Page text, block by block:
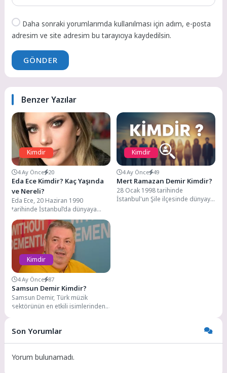
Daha sonraki yorumlarımda kullanılması için adım, e-posta
adresim ve site adresim bu tarayıcıya kaydedilsin.
GÖNDER
Benzer Yazılar
Kimdir
4 Ay Önce 20
Eda Ece Kimdir? Kaç Yaşında
ve Nereli?
Eda Ece, 20 Haziran 1990
tarihinde İstanbul’da dünyaya
gelmiştir. Orta öğretim eğitimini
Şişli Terakki Lisesi’nde...
Kimdir
4 Ay Önce 49
Mert Ramazan Demir Kimdir?
28 Ocak 1998 tarihinde
İstanbul'un Şile ilçesinde dünyaya
Kimdir
4 Ay Önce 87
Samsun Demir Kimdir?
Samsun Demir, Türk müzik
sektörünün en etkili isimlerinden
Son Yorumlar
Yorum bulunamadı.